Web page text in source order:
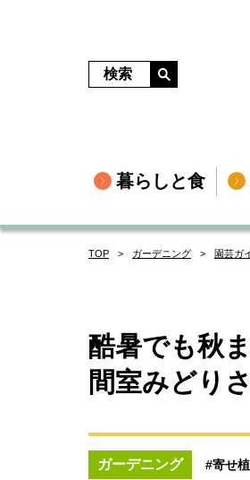
暮らしと食
TOP ガーデニング 園芸ガ
酷暑でも秋
間室みどり
ガーデニング #寄せ植